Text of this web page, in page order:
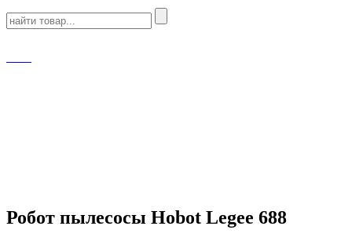
Робот пылесосы Hobot Legee 688